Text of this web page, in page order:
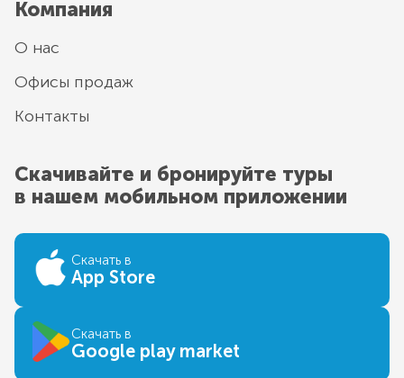
Компания
О нас
Офисы продаж
Контакты
Скачивайте и бронируйте туры
в нашем мобильном приложении
Скачать в
App Store
Скачать в
Google play market